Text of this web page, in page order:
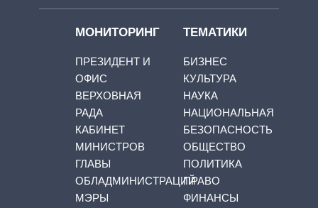
МОНИТОРИНГ
ПРЕЗИДЕНТ И
ОФИС
ВЕРХОВНАЯ
РАДА
КАБИНЕТ
МИНИСТРОВ
ГЛАВЫ
ОБЛАДМИНИСТРАЦИЙ
МЭРЫ
ТЕМАТИКИ
БИЗНЕС
КУЛЬТУРА
НАУКА
НАЦИОНАЛЬНАЯ
БЕЗОПАСНОСТЬ
ОБЩЕСТВО
ПОЛИТИКА
ПРАВО
ФИНАНСЫ